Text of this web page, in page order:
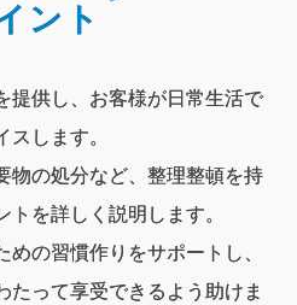
ント
提供し、お客様が日常生活で
します。
物の処分など、整理整頓を持
を詳しく説明します。
の習慣作りをサポートし、
たって享受できるよう助けま